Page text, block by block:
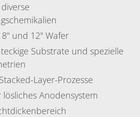
und 12" Wafer
Substrate und spezielle
Layer-Prozesse
Anodensystem